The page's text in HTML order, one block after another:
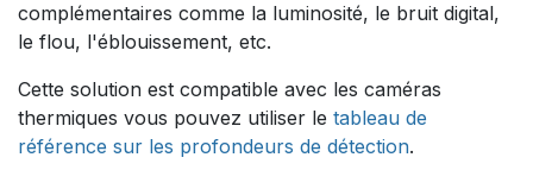
complémentaires comme la luminosité, le bruit digital,
le flou, l'éblouissement, etc.
Cette solution est compatible avec les caméras
thermiques vous pouvez utiliser le tableau de
référence sur les profondeurs de détection.